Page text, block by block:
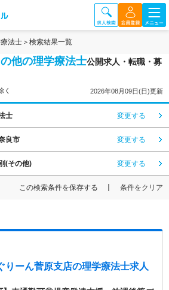
法士 検索結果一覧
他の理学療法士公開求人・転職・募
く 2026年08月09日(日)更新
士 変更する
良市 変更する
(その他) 変更する
この検索条件を保存する 条件をクリア
りーん菅原支店の理学療法士求人